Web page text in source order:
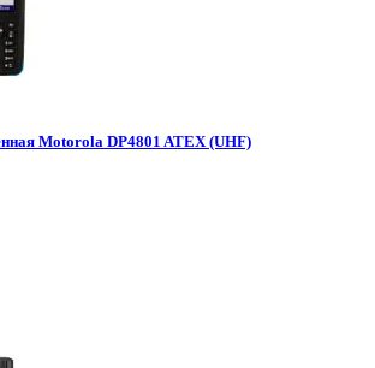
Motorola DP4801 ATEX (UHF)